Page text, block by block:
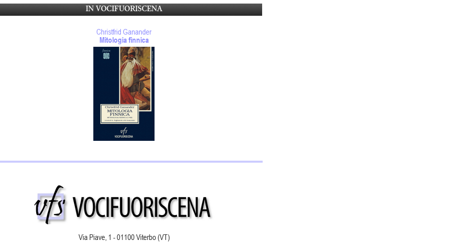
IN VOCIFUORISCENA
Christfrid Ganander
Mitologia finnica
Via Piave, 1 - 01100 Viterbo (VT)